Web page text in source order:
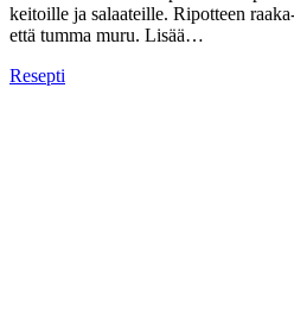
keitoille ja salaateille. Ripotteen
että tumma muru. Lisää…
Resepti